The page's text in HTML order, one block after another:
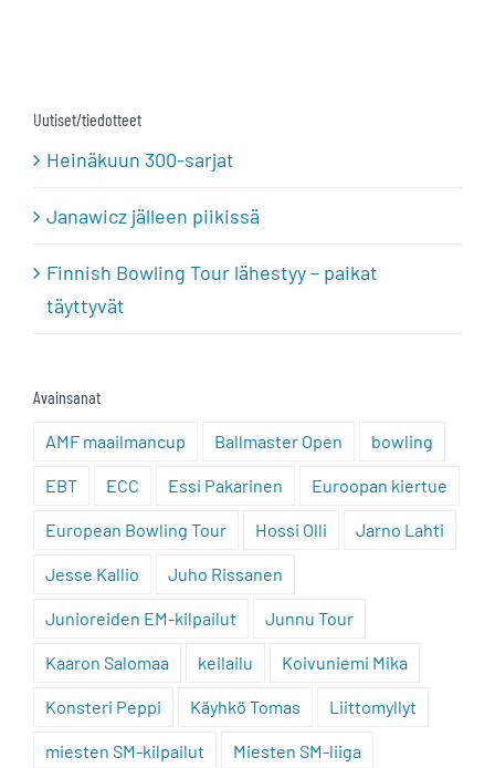
Uutiset/tiedotteet
Heinäkuun 300-sarjat
Janawicz jälleen piikissä
Finnish Bowling Tour lähestyy – paikat
täyttyvät
Avainsanat
AMF maailmancup Ballmaster Open bowling
EBT ECC Essi Pakarinen Euroopan kiertue
European Bowling Tour Hossi Olli Jarno Lahti
Jesse Kallio Juho Rissanen
Junioreiden EM-kilpailut Junnu Tour
Kaaron Salomaa keilailu Koivuniemi Mika
Konsteri Peppi Käyhkö Tomas Liittomyllyt
miesten SM-kilpailut Miesten SM-liiga